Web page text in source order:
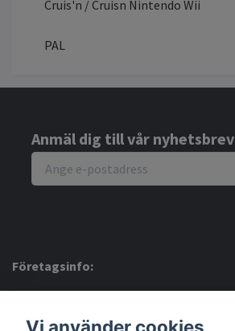
Cruis'n / Cruisn Nintendo Wii
PAL
Anmäl dig till vår nyhetsbrev
Företagsinfo: